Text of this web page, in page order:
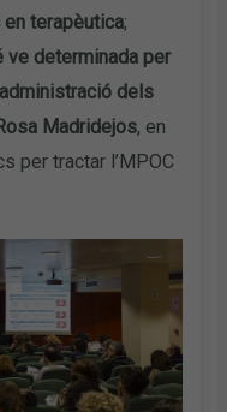
terapèutica;
ve determinada per
dels
Madridejos, en
per tractar l’MPOC